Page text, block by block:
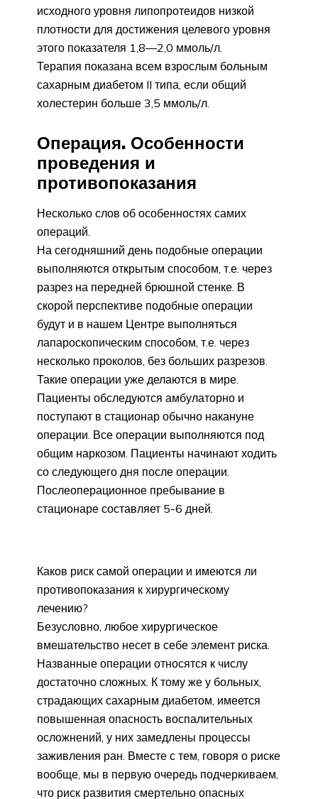
исходного уровня липопротеидов низкой
плотности для достижения целевого уровня
этого показателя 1,8—2,0 ммоль/л.
Терапия показана всем взрослым больным
сахарным диабетом II типа, если общий
холестерин больше 3,5 ммоль/л.
Операция. Особенности
проведения и
противопоказания
Несколько слов об особенностях самих
операций.
На сегодняшний день подобные операции
выполняются открытым способом, т.е. через
разрез на передней брюшной стенке. В
скорой перспективе подобные операции
будут и в нашем Центре выполняться
лапароскопическим способом, т.е. через
несколько проколов, без больших разрезов.
Такие операции уже делаются в мире.
Пациенты обследуются амбулаторно и
поступают в стационар обычно накануне
операции. Все операции выполняются под
общим наркозом. Пациенты начинают ходить
со следующего дня после операции.
Послеоперационное пребывание в
стационаре составляет 5-6 дней.
Каков риск самой операции и имеются ли
противопоказания к хирургическому
лечению?
Безусловно, любое хирургическое
вмешательство несет в себе элемент риска.
Названные операции относятся к числу
достаточно сложных. К тому же у больных,
страдающих сахарным диабетом, имеется
повышенная опасность воспалительных
осложнений, у них замедлены процессы
заживления ран. Вместе с тем, говоря о риске
вообще, мы в первую очередь подчеркиваем,
что риск развития смертельно опасных